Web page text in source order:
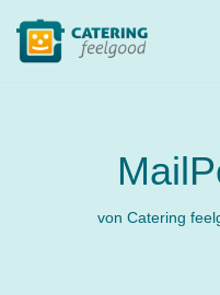
Zum
von Catering